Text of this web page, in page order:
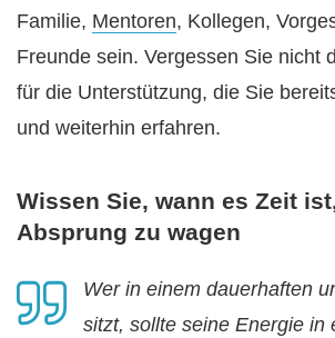
Familie, Mentoren, Kollegen,
Freunde sein. Vergessen Sie nicht
für die Unterstützung, die Sie
und weiterhin erfahren.
Wissen Sie, wann es Zeit
Absprung zu wagen
Wer in einem dauerhaften
sitzt, sollte seine Energie in